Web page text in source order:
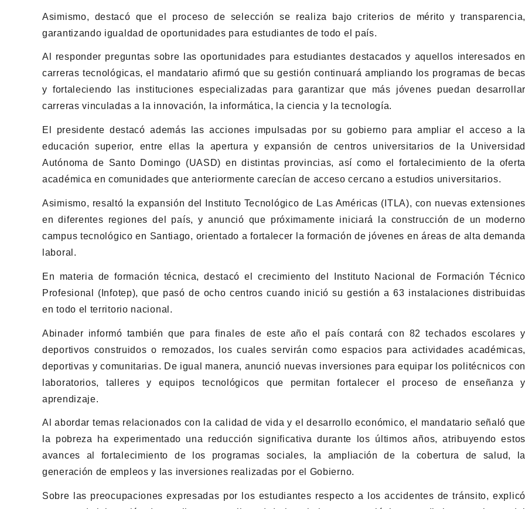
Asimismo, destacó que el proceso de selección se realiza bajo criterios de mérito y transparencia,
garantizando igualdad de oportunidades para estudiantes de todo el país.
Al responder preguntas sobre las oportunidades para estudiantes destacados y aquellos interesados en
carreras tecnológicas, el mandatario afirmó que su gestión continuará ampliando los programas de becas
y fortaleciendo las instituciones especializadas para garantizar que más jóvenes puedan desarrollar
carreras vinculadas a la innovación, la informática, la ciencia y la tecnología.
El presidente destacó además las acciones impulsadas por su gobierno para ampliar el acceso a la
educación superior, entre ellas la apertura y expansión de centros universitarios de la Universidad
Autónoma de Santo Domingo (UASD) en distintas provincias, así como el fortalecimiento de la oferta
académica en comunidades que anteriormente carecían de acceso cercano a estudios universitarios.
Asimismo, resaltó la expansión del Instituto Tecnológico de Las Américas (ITLA), con nuevas extensiones
en diferentes regiones del país, y anunció que próximamente iniciará la construcción de un moderno
campus tecnológico en Santiago, orientado a fortalecer la formación de jóvenes en áreas de alta demanda
laboral.
En materia de formación técnica, destacó el crecimiento del Instituto Nacional de Formación Técnico
Profesional (Infotep), que pasó de ocho centros cuando inició su gestión a 63 instalaciones distribuidas
en todo el territorio nacional.
Abinader informó también que para finales de este año el país contará con 82 techados escolares y
deportivos construidos o remozados, los cuales servirán como espacios para actividades académicas,
deportivas y comunitarias. De igual manera, anunció nuevas inversiones para equipar los politécnicos con
laboratorios, talleres y equipos tecnológicos que permitan fortalecer el proceso de enseñanza y
aprendizaje.
Al abordar temas relacionados con la calidad de vida y el desarrollo económico, el mandatario señaló que
la pobreza ha experimentado una reducción significativa durante los últimos años, atribuyendo estos
avances al fortalecimiento de los programas sociales, la ampliación de la cobertura de salud, la
generación de empleos y las inversiones realizadas por el Gobierno.
Sobre las preocupaciones expresadas por los estudiantes respecto a los accidentes de tránsito, explicó